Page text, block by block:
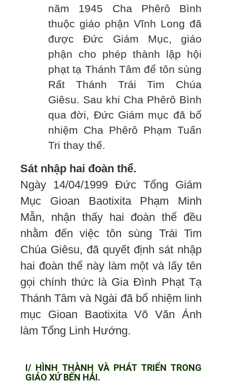
năm 1945 Cha Phêrô Bình
thuộc giáo phận Vĩnh Long đã
được Đức Giám Mục, giáo
phận cho phép thành lập hội
phạt tạ Thánh Tâm để tôn sùng
Rất Thánh Trái Tim Chúa
Giêsu. Sau khi Cha Phêrô Bình
qua đời, Đức Giám mục đã bổ
nhiệm Cha Phêrô Phạm Tuấn
Tri thay thế.
Sát nhập hai đoàn thể.
Ngày 14/04/1999 Đức Tổng Giám
Mục Gioan Baotixita Phạm Minh
Mẫn, nhận thấy hai đoàn thể đều
nhằm đến việc tôn sùng Trái Tim
Chúa Giêsu, đã quyết định sát nhập
hai đoàn thể này làm một và lấy tên
gọi chính thức là Gia Đình Phạt Tạ
Thánh Tâm và Ngài đã bổ nhiệm linh
mục Gioan Baotixita Võ Văn Ánh
làm Tổng Linh Hướng.
I/ HÌNH THÀNH VÀ PHÁT TRIỂN TRONG
GIÁO XỨ BẾN HẢI.